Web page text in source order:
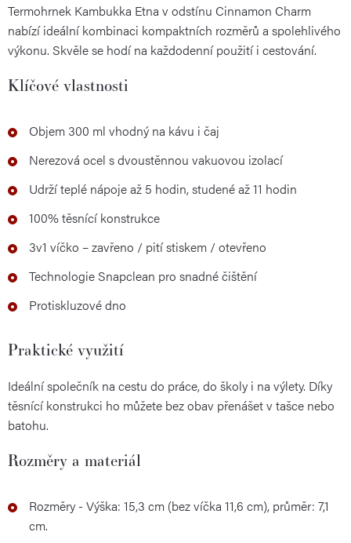
Termohrnek Kambukka Etna v odstínu Cinnamon Charm
nabízí ideální kombinaci kompaktních rozměrů a spolehlivého
výkonu. Skvěle se hodí na každodenní použití i cestování.
Klíčové vlastnosti
Objem 300 ml vhodný na kávu i čaj
Nerezová ocel s dvoustěnnou vakuovou izolací
Udrží teplé nápoje až 5 hodin, studené až 11 hodin
100% těsnící konstrukce
3v1 víčko – zavřeno / pití stiskem / otevřeno
Technologie Snapclean pro snadné čištění
Protiskluzové dno
Praktické využití
Ideální společník na cestu do práce, do školy i na výlety. Díky
těsnící konstrukci ho můžete bez obav přenášet v tašce nebo
batohu.
Rozměry a materiál
Rozměry - Výška: 15,3 cm (bez víčka 11,6 cm), průměr: 7,1
cm.